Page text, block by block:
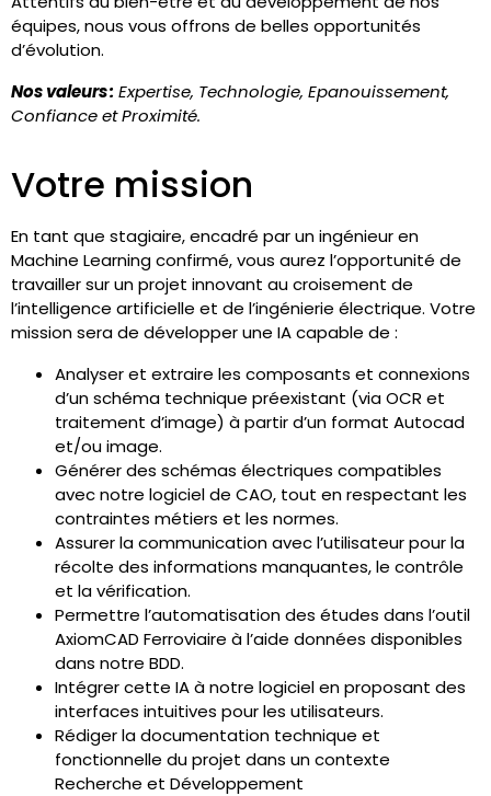
équipes, nous vous offrons de belles opportunités
d’évolution.
Nos valeurs : Expertise, Technologie, Epanouissement,
Confiance et Proximité.
Votre mission
En tant que stagiaire, encadré par un ingénieur en
Machine Learning confirmé, vous aurez l’opportunité de
travailler sur un projet innovant au croisement de
l’intelligence artificielle et de l’ingénierie électrique. Votre
mission sera de développer une IA capable de :
Analyser et extraire les composants et connexions
d’un schéma technique préexistant (via OCR et
traitement d’image) à partir d’un format Autocad
et/ou image.
Générer des schémas électriques compatibles
avec notre logiciel de CAO, tout en respectant les
contraintes métiers et les normes.
Assurer la communication avec l’utilisateur pour la
récolte des informations manquantes, le contrôle
et la vérification.
Permettre l’automatisation des études dans l’outil
AxiomCAD Ferroviaire à l’aide données disponibles
dans notre BDD.
Intégrer cette IA à notre logiciel en proposant des
interfaces intuitives pour les utilisateurs.
Rédiger la documentation technique et
fonctionnelle du projet dans un contexte
Recherche et Développement